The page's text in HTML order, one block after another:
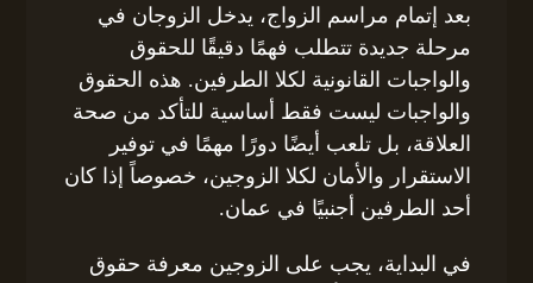
بعد إتمام مراسم الزواج، يدخل الزوجان في
مرحلة جديدة تتطلب فهمًا دقيقًا للحقوق
والواجبات القانونية لكلا الطرفين. هذه الحقوق
والواجبات ليست فقط أساسية للتأكد من صحة
العلاقة، بل تلعب أيضًا دورًا مهمًا في توفير
الاستقرار والأمان لكلا الزوجين، خصوصاً إذا كان
أحد الطرفين أجنبيًا في عمان.
في البداية، يجب على الزوجين معرفة حقوق